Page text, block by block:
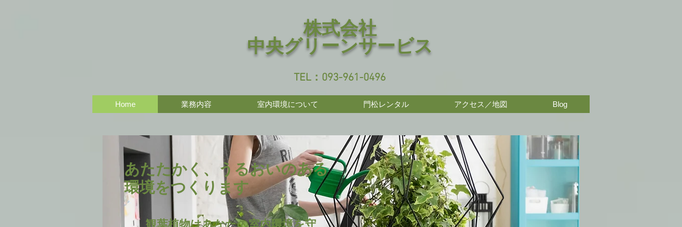
株式会社
中央グリーンサービス
TEL：093-961-0496
Home 業務内容 室内環境について 門松レンタル アクセス／地図 Blog
​あたたかく、うるおいのある
環境をつくります